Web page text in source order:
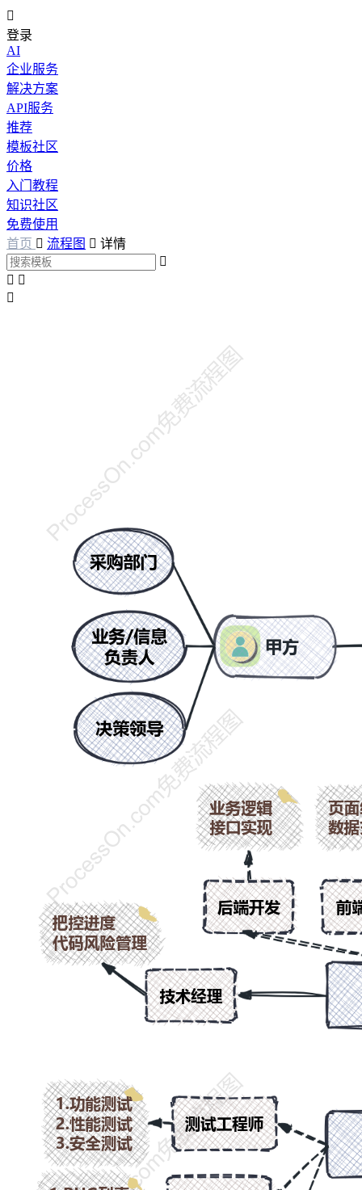

登录
AI
企业服务
解决方案
API服务
推荐
模板社区
价格
入门教程
知识社区
免费使用
首页  流程图  详情

 
